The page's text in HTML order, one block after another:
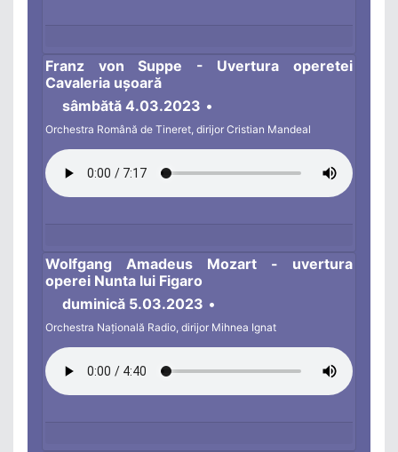
Franz von Suppe - Uvertura operetei
Cavaleria ușoară
sâmbătă 4.03.2023 •
Orchestra Română de Tineret, dirijor Cristian Mandeal
Wolfgang Amadeus Mozart - uvertura
operei Nunta lui Figaro
duminică 5.03.2023 •
Orchestra Națională Radio, dirijor Mihnea Ignat